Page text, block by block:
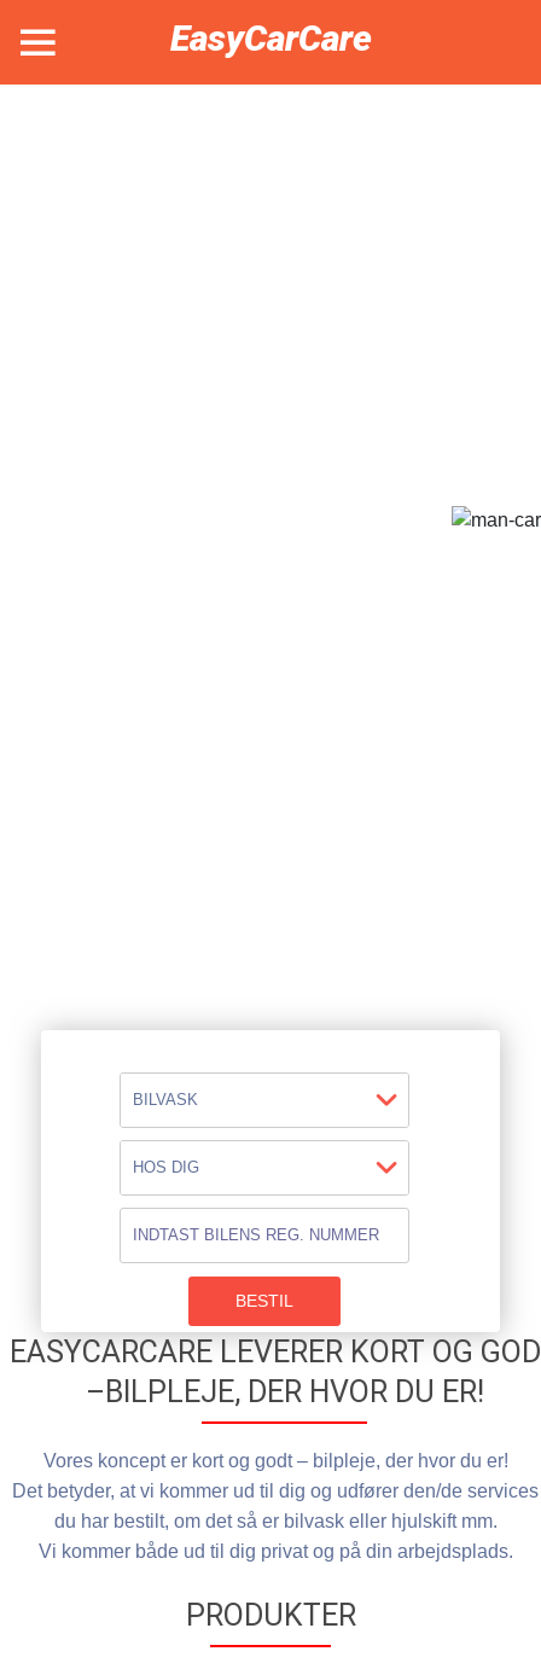
Skip to content EasyCarCare
BESTIL
EASYCARCARE LEVERER KORT OG
–BILPLEJE, DER HVOR DU ER!
Vores koncept er kort og godt – bilpleje, der hvor du er!
Det betyder, at vi kommer ud til dig og udfører den/de services
du har bestilt, om det så er bilvask eller hjulskift mm.
Vi kommer både ud til dig privat og på din arbejdsplads.
PRODUKTER